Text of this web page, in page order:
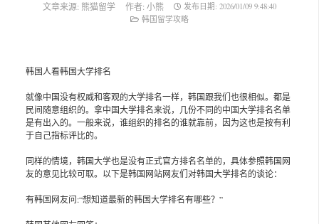
文章来源: 熊猫留学 作者: 小熊 发布日期:2026/01/09 9:48:40
韩国留学攻略
韩国人看韩国大学排名
就像中国没有权威和客观的大学排名一样，韩国跟我们也很相似。都是
民间随意组织的。拿中国大学排名来说，几份不同的中国大学排名名单
是有出入的。一般来说，谁组织的排名的谁就靠前，因为这也是按有利
于自己指标评比的。
同样的情境，韩国大学也是没有正式官方排名名单的，具体参照韩国网
友的意见比较可取。以下是韩国网站网友们对韩国大学排名的谈论：
有韩国网友问:“想知道最新的韩国大学排名有哪些？”